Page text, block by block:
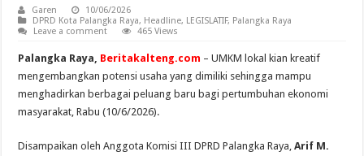
Garen
10/06/2026
DPRD Kota Palangka Raya, Headline, LEGISLATIF, Palangka Raya
Leave a comment
465 Views
Palangka Raya, Beritakalteng.com – UMKM lokal kian kreatif
mengembangkan potensi usaha yang dimiliki sehingga mampu
menghadirkan berbagai peluang baru bagi pertumbuhan ekonomi
masyarakat, Rabu (10/6/2026).
Disampaikan oleh Anggota Komisi III DPRD Palangka Raya,Arif M.